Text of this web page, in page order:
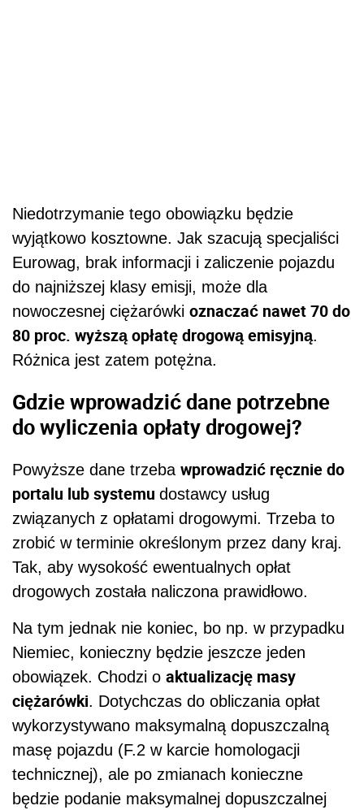
Niedotrzymanie tego obowiązku będzie
wyjątkowo kosztowne. Jak szacują specjaliści
Eurowag, brak informacji i zaliczenie pojazdu
do najniższej klasy emisji, może dla
nowoczesnej ciężarówki oznaczać nawet 70 do
80 proc. wyższą opłatę drogową emisyjną.
Różnica jest zatem potężna.
Gdzie wprowadzić dane potrzebne
do wyliczenia opłaty drogowej?
Powyższe dane trzeba wprowadzić ręcznie do
portalu lub systemu dostawcy usług
związanych z opłatami drogowymi. Trzeba to
zrobić w terminie określonym przez dany kraj.
Tak, aby wysokość ewentualnych opłat
drogowych została naliczona prawidłowo.
Na tym jednak nie koniec, bo np. w przypadku
Niemiec, konieczny będzie jeszcze jeden
obowiązek. Chodzi o aktualizację masy
ciężarówki. Dotychczas do obliczania opłat
wykorzystywano maksymalną dopuszczalną
masę pojazdu (F.2 w karcie homologacji
technicznej), ale po zmianach konieczne
będzie podanie maksymalnej dopuszczalnej